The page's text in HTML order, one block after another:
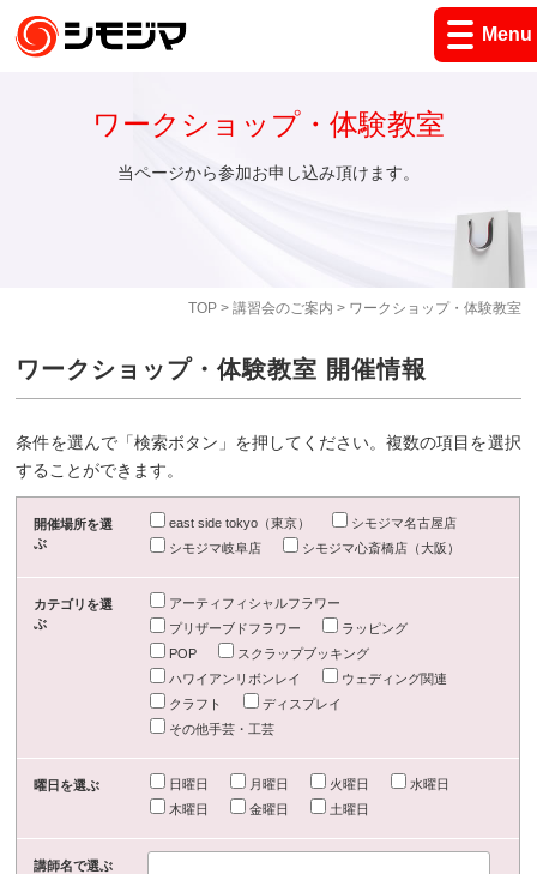
Menu
TOP> 講習会のご案内 > ワークショップ・体験教室
ワークショップ・体験教室
当ページから参加お申し込み頂けます。
ワークショップ・体験教室 開催情報
条件を選んで「検索ボタン」を押してください。複数の項目を選択
することができます。
開催場所を選
ぶ
east side tokyo（東京）
シモジマ名古屋店
シモジマ岐阜店
シモジマ心斎橋店（大阪）
カテゴリを選
ぶ
アーティフィシャルフラワー
プリザーブドフラワー
ラッピング
POP
スクラップブッキング
ハワイアンリボンレイ
ウェディング関連
クラフト
ディスプレイ
その他手芸・工芸
曜日を選ぶ 日曜日 月曜日 火曜日
水曜日
木曜日
金曜日 土曜日
講師名で選ぶ